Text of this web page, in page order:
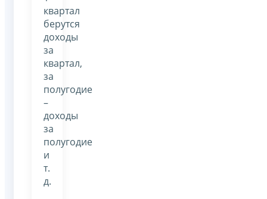
квартал
берутся
доходы
за
квартал,
за
полугодие
–
доходы
за
полугодие
и
т.
д.